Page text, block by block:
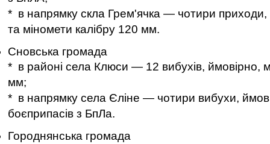
* в напрямку скла Грем'ячка — чотири
та міномети калібру 120 мм.
Сновська громада
* в районі села Клюси — 12 вибухів, ймовірно,
мм;
* в напрямку села Єліне — чотири вибухи,
боєприпасів з БпЛа.
Городнянська громада